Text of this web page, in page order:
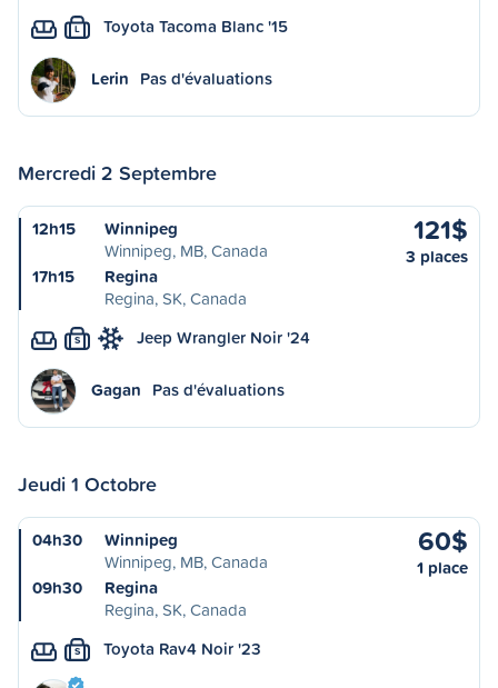
L Toyota Tacoma Blanc '15
Lerin Pas d'évaluations
Mercredi 2 Septembre
12h15
Winnipeg
Winnipeg, MB, Canada
17h15
Regina
Regina, SK, Canada
121$
3 places
S Jeep Wrangler Noir '24
Gagan Pas d'évaluations
Jeudi 1 Octobre
04h30
Winnipeg
Winnipeg, MB, Canada
09h30
Regina
Regina, SK, Canada
60$
1 place
S Toyota Rav4 Noir '23